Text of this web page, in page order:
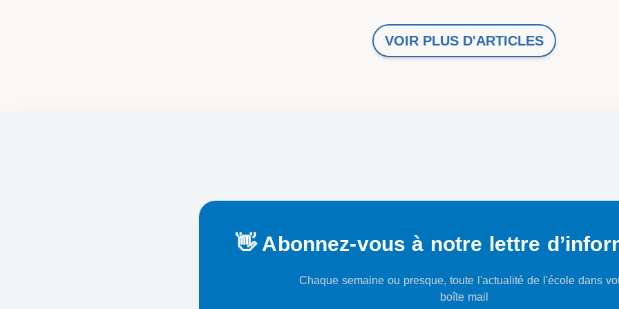
VOIR PLUS D'ARTICLES
👋 Abonnez-vous à notre lettre
Chaque semaine ou presque, toute l'actualité de l'école dans
boîte mail